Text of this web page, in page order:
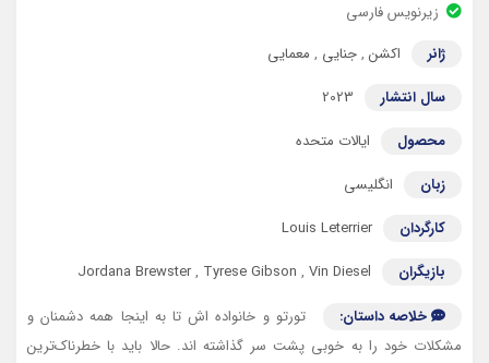
زیرنویس فارسی
ژانر
اکشن ,جنایی , معمایی
سال انتشار
2023
محصول
ایالات متحده
زبان
انگلیسی
کارگردان
Louis Leterrier
بازیگران
Jordana Brewster, Tyrese Gibson , Vin Diesel
خلاصه داستان:
تورتو و خانواده اش تا به اینجا همه دشمنان و
مشکلات خود را به خوبی پشت سر گذاشته اند. حالا باید با خطرناک‌ترین